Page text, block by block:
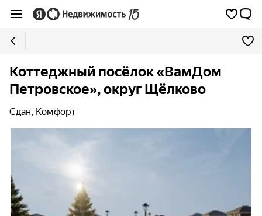
Коттеджный посёлок «ВамДом
Петровское», округ Щёлково
Сдан, Комфорт